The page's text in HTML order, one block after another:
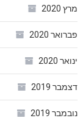
מרץ 2020
פברואר 2020
ינואר 2020
דצמבר 2019
נובמבר 2019